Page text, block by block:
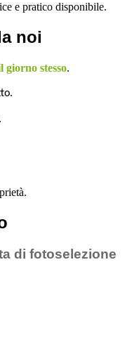
e pratico disponibile.
noi
giorno stesso.
di fotoselezione